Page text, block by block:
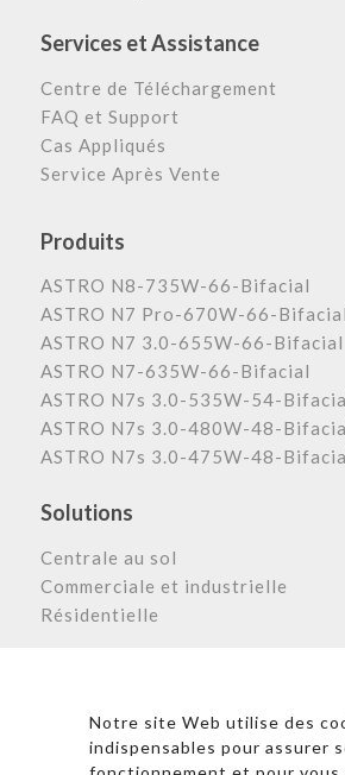
Notre site Web utilise des
indispensables pour assurer
Services et Assistance
Centre de Téléchargement
FAQ et Support
Cas Appliqués
Service Après Vente
Produits
ASTRO N8-735W-66-Bifacial
ASTRO N7 Pro-670W-66-Bifacial
ASTRO N7 3.0-655W-66-Bifacial
ASTRO N7-635W-66-Bifacial
ASTRO N7s 3.0-535W-54-
ASTRO N7s 3.0-480W-48-
ASTRO N7s 3.0-475W-48-
Solutions
Centrale au sol
Commerciale et industrielle
Résidentielle